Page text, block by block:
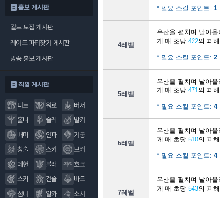
홍보 게시판
길드 모집 게시판
레이드 파티찾기 게시판
방송 홍보 게시판
직업 게시판
디트 워로
버서
홀나
슬레
발키
배마
인파
기공
창술
스커
브커
데헌
블래
호크
스카
건슬
바드
섬너
알카
소서
* 필요 스킬 포인트: 1
4레벨
우산을 펼치며 날아
게 매 초당 422의 피
* 필요 스킬 포인트: 2
5레벨
우산을 펼치며 날아
게 매 초당 471의 피
* 필요 스킬 포인트: 4
6레벨
우산을 펼치며 날아
게 매 초당 510의 피
* 필요 스킬 포인트: 4
7레벨
우산을 펼치며 날아
게 매 초당 543의 피